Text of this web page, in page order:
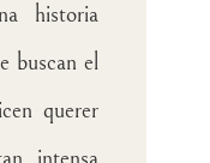
historia
buscan el
querer